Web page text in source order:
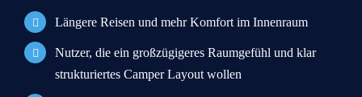
Längere Reisen und mehr Komfort im Innenraum
Nutzer, die ein großzügigeres Raumgefühl und klar
strukturiertes Camper Layout wollen
t
z
*
Verbraucher, besteht nach Vertragsschluss ein
gesetzliches Widerrufsrecht nach §495 BGB.
[2] Gemäß Darlehensbedingungen sind Sie
verpflichtet eine Vollkaskoversicherung